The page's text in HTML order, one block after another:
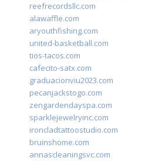
reefrecordsllc.com
alawaffle.com
aryouthfishing.com
united-basketball.com
tios-tacos.com
cafecito-satx.com
graduacionviu2023.com
pecanjackstogo.com
zengardendayspa.com
sparklejewelryinc.com
ironcladtattoostudio.com
bruinshome.com
annascleaningsvc.com